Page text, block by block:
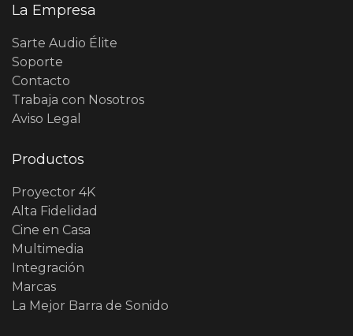
La Empresa
Sarte Audio Élite
Soporte
Contacto
Trabaja con Nosotros
Aviso Legal
Productos
Proyector 4K
Alta Fidelidad
Cine en Casa
Multimedia
Integración
Marcas
La Mejor Barra de Sonido